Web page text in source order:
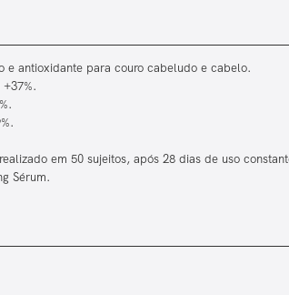
e antioxidante para couro cabeludo e cabelo.
em 50 sujeitos, após 28 dias de uso
Sérum.